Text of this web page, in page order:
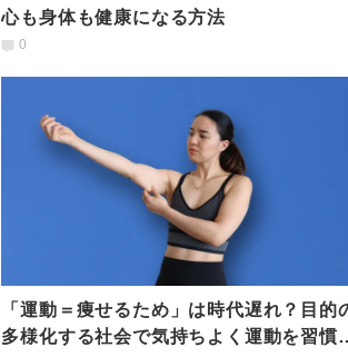
心も身体も健康になる方法
0
「運動＝痩せるため」は時代遅れ？目的
多様化する社会で気持ちよく運動を習慣